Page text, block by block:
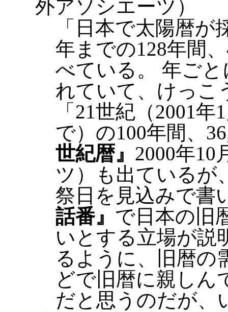
外アソシエーツ）
「日本で太陽暦
年までの128年間
べている。 年ご
れていて、けっこ
「21世紀（2001
で）の100年間、
世紀暦』 2000年10
ツ）も出ているが
祭日を見込みで書
話番』 で日本の旧
いとする立場が説
るように、旧暦の
どで旧暦に親しん
だと思うのだが、